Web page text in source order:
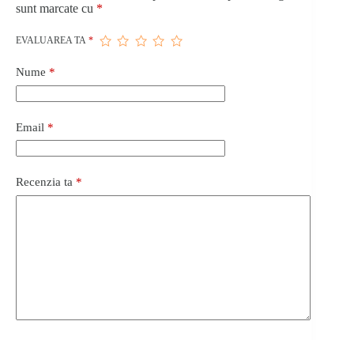
sunt marcate cu *
EVALUAREA TA *
Nume *
Email *
Recenzia ta *